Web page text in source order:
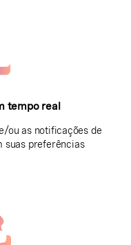
tempo real
ou as notificações de
suas preferências